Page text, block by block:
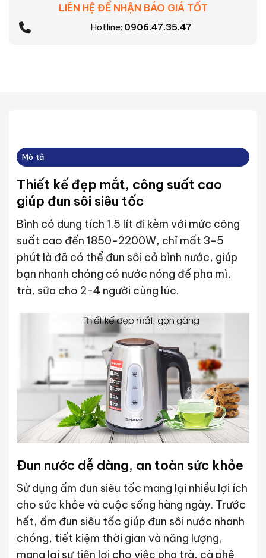
LIÊN HỆ ĐỂ NHẬN BÁO GIÁ TỐT
Hotline: 0906.47.35.47
Mô tả
Thiết kế đẹp mắt, công suất cao
giúp đun sôi siêu tốc
Bình có dung tích 1.5 lít đi kèm với mức công
suất cao đến 1850-2200W, chỉ mất 3-5
phút là đã có thể đun sôi cả bình nước, giúp
bạn nhanh chóng có nước nóng để pha mì,
trà, sữa cho 2-4 người cùng lúc.
Đun nước dễ dàng, an toàn sức khỏe
Sử dụng ấm đun siêu tốc mang lại nhiều lợi ích
cho sức khỏe và cuộc sống hàng ngày. Trước
hết, ấm đun siêu tốc giúp đun sôi nước nhanh
chóng, tiết kiệm thời gian và năng lượng,
mang lại sự tiện lợi cho việc pha trà, cà phê